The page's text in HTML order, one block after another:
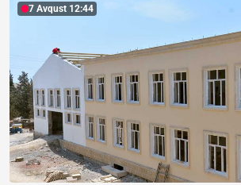
7 Avqust 12:44